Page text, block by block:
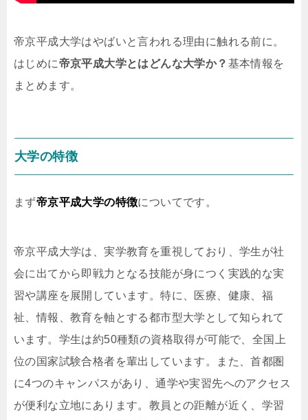
帝京平成大学はやばいと言われる理由に触れる前に。
はじめに帝京平成大学とはどんな大学か？ 基本情報を
まとめます。
大学の特徴
まず帝京平成大学の特徴についてです。
帝京平成大学は、実学教育を重視しており、学生が社
会に出てから即戦力となる技能が身につく実践的な実
習や講座を展開しています。特に、医療、健康、福
祉、情報、教育を軸とする都市型大学として知られて
います。学生は約50種類の資格取得が可能で、全国上
位の国家試験合格者を輩出しています。また、首都圏
に4つのキャンパスがあり、通学や実習先へのアクセス
が便利な立地にあります。教員との距離が近く、学習